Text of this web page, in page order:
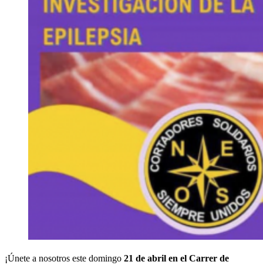
¡Únete a nosotros este domingo 21 de abril en el Carrer de